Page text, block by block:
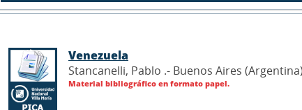
Venezuela
Stancanelli, Pablo .- Buenos Aires
Material bibliográfico en formato papel.